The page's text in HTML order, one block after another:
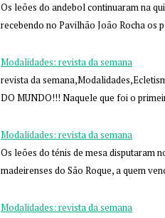
Os leões do andebol continuaram na
recebendo no Pavilhão João Rocha os
Modalidades: revista da semana
revista da
DO MUNDO!!! Naquele que foi o
Modalidades: revista da semana
Os leões do ténis de mesa disputaram
madeirenses do São Roque, a quem
Modalidades: revista da semana